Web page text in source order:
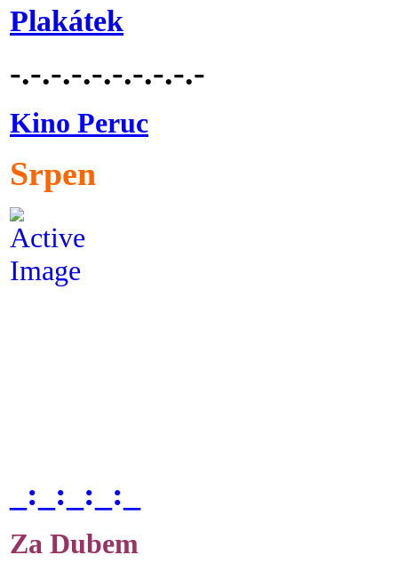
Plakátek
-.-.-.-.-.-.-.-.-.-
Kino Peruc
Srpen
_:_:_:_:_
Za Dubem